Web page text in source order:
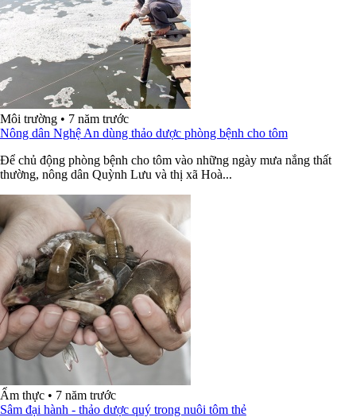
Môi trường • 7 năm trước
Nông dân Nghệ An dùng thảo dược phòng bệnh cho tôm
Để chủ động phòng bệnh cho tôm vào những ngày mưa nắng thất
thường, nông dân Quỳnh Lưu và thị xã Hoà...
Ẩm thực • 7 năm trước
Sâm đại hành - thảo dược quý trong nuôi tôm thẻ